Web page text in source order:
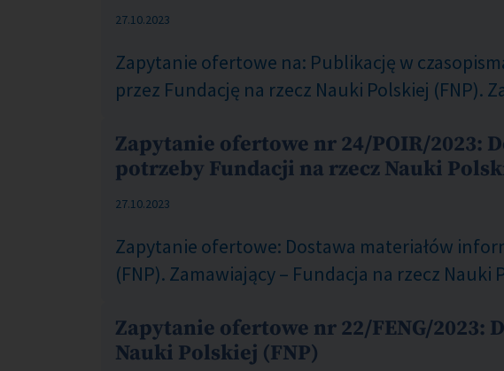
COM_CONTENT_PUBLISHED_DATE_ON
27.10.2023
Zapytanie ofertowe na: Publikację w
przez Fundację na rzecz Nauki Polskiej (FNP).
Zapytanie ofertowe nr 24/POIR/2023:
potrzeby Fundacji na rzecz Nauki
COM_CONTENT_PUBLISHED_DATE_ON
27.10.2023
Zapytanie ofertowe: Dostawa materiałów
(FNP). Zamawiający – Fundacja na rzecz
Zapytanie ofertowe nr 22/FENG/2023:
Nauki Polskiej (FNP)